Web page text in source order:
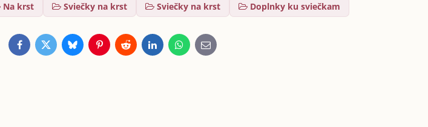
Na krst Sviečky na krst Sviečky na krst Doplnky ku sviečkam
FacebookTwitterBlueskyPinterestRedditLinkedInWhatsApp
E-
mail